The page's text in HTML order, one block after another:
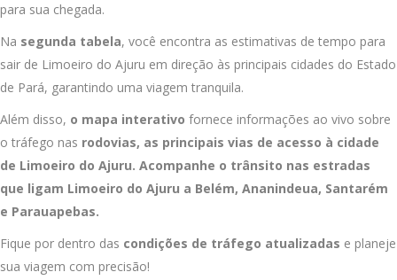
para sua chegada.
Na segunda tabela, você encontra as estimativas de tempo para
sair de Limoeiro do Ajuru em direção às principais cidades do Estado
de Pará, garantindo uma viagem tranquila.
Além disso, o mapa interativo fornece informações ao vivo sobre
o tráfego nas rodovias, as principais vias de acesso à cidade
de Limoeiro do Ajuru. Acompanhe o trânsito nas estradas
que ligam Limoeiro do Ajuru a Belém, Ananindeua, Santarém
e Parauapebas.
Fique por dentro das condições de tráfego atualizadas e planeje
sua viagem com precisão!